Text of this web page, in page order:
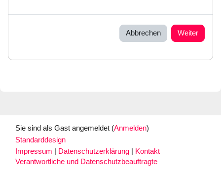
Abbrechen Weiter
Sie sind als Gast angemeldet (Anmelden)
Standarddesign
Impressum
Datenschutzerklärung
Kontakt
Verantwortliche und Datenschutzbeauftragte